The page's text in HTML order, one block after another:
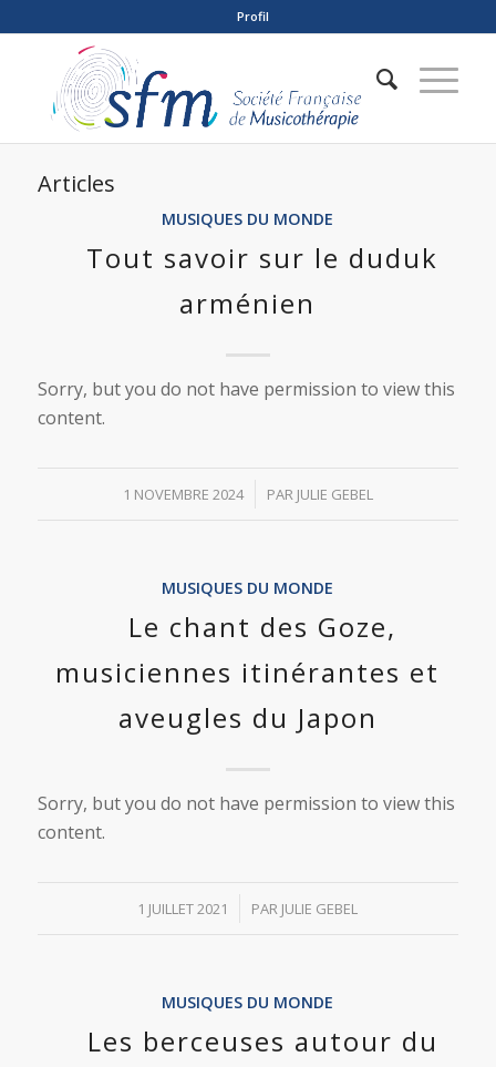
Profil
Articles
MUSIQUES DU MONDE
Tout savoir sur le duduk
arménien
Sorry, but you do not have permission to view this
content.
1 NOVEMBRE 2024
/ PAR JULIE GEBEL
MUSIQUES DU MONDE
Le chant des Goze,
musiciennes itinérantes et
aveugles du Japon
Sorry, but you do not have permission to view this
content.
1 JUILLET 2021
/ PAR JULIE GEBEL
MUSIQUES DU MONDE
Les berceuses autour du